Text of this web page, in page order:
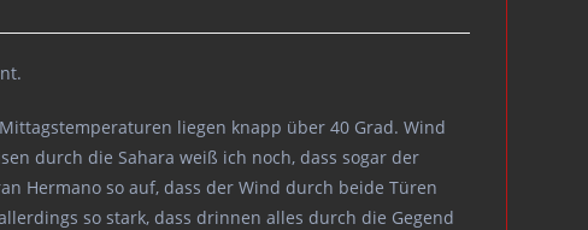
liegen knapp über 40 Grad. Wind
durch die Sahara weiß ich noch, dass sogar der
Hermano so auf, dass der Wind durch beide Türen
so stark, dass drinnen alles durch die Gegend